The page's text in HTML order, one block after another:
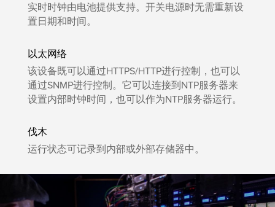
实时时钟由电池提供支持。开关电源时无需重新设
置日期和时间。
以太网络
该设备既可以通过HTTPS/HTTP进行控制，也可以
通过SNMP进行控制。它可以连接到NTP服务器来
设置内部时钟时间，也可以作为NTP服务器运行。
伐木
运行状态可记录到内部或外部存储器中。